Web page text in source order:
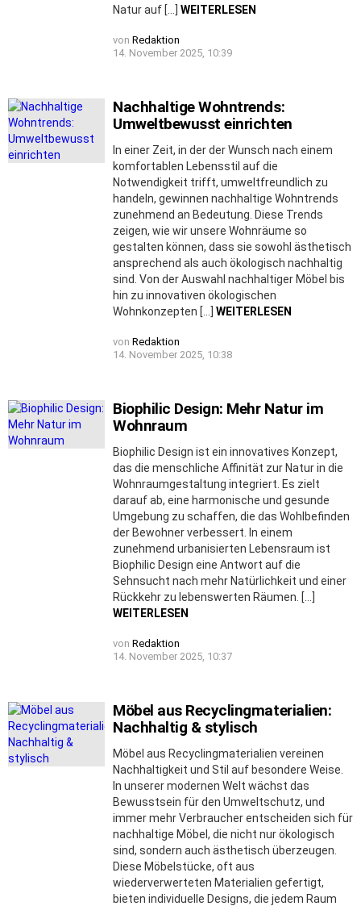
Natur auf […] WEITERLESEN
von Redaktion
14. November 2025, 10:39
Nachhaltige Wohntrends:
Umweltbewusst einrichten
In einer Zeit, in der der Wunsch nach einem
komfortablen Lebensstil auf die
Notwendigkeit trifft, umweltfreundlich zu
handeln, gewinnen nachhaltige Wohntrends
zunehmend an Bedeutung. Diese Trends
zeigen, wie wir unsere Wohnräume so
gestalten können, dass sie sowohl ästhetisch
ansprechend als auch ökologisch nachhaltig
sind. Von der Auswahl nachhaltiger Möbel bis
hin zu innovativen ökologischen
Wohnkonzepten […] WEITERLESEN
von Redaktion
14. November 2025, 10:38
Biophilic Design: Mehr Natur im
Wohnraum
Biophilic Design ist ein innovatives Konzept,
das die menschliche Affinität zur Natur in die
Wohnraumgestaltung integriert. Es zielt
darauf ab, eine harmonische und gesunde
Umgebung zu schaffen, die das Wohlbefinden
der Bewohner verbessert. In einem
zunehmend urbanisierten Lebensraum ist
Biophilic Design eine Antwort auf die
Sehnsucht nach mehr Natürlichkeit und einer
Rückkehr zu lebenswerten Räumen. […]
WEITERLESEN
von Redaktion
14. November 2025, 10:37
Möbel aus Recyclingmaterialien:
Nachhaltig & stylisch
Möbel aus Recyclingmaterialien vereinen
Nachhaltigkeit und Stil auf besondere Weise.
In unserer modernen Welt wächst das
Bewusstsein für den Umweltschutz, und
immer mehr Verbraucher entscheiden sich für
nachhaltige Möbel, die nicht nur ökologisch
sind, sondern auch ästhetisch überzeugen.
Diese Möbelstücke, oft aus
wiederverwerteten Materialien gefertigt,
bieten individuelle Designs, die jedem Raum